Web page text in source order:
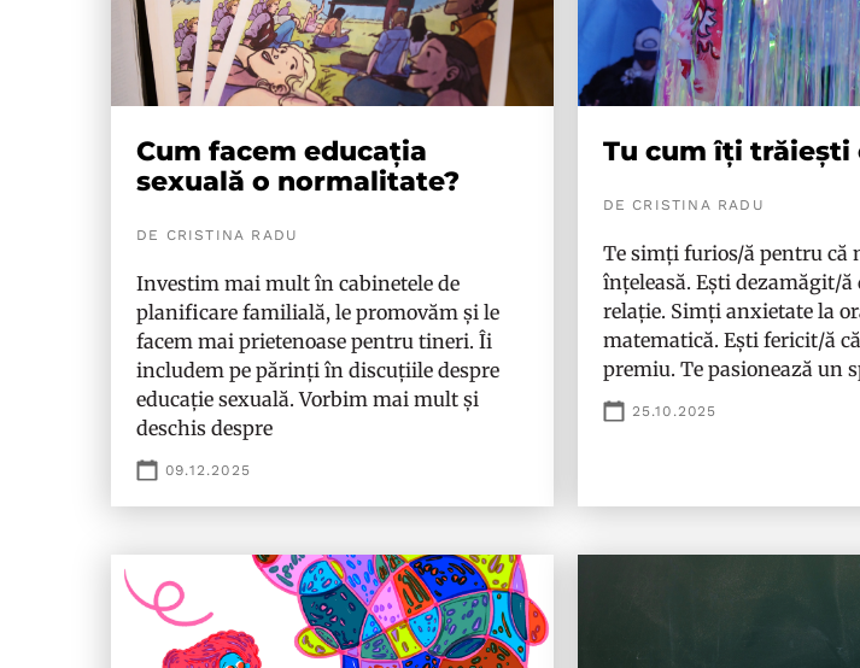
Cum facem educația
sexuală o normalitate?
DE CRISTINA RADU
Investim mai mult în cabinetele de
planificare familială, le promovăm și le
facem mai prietenoase pentru tineri. Îi
includem pe părinți în discuțiile despre
educație sexuală. Vorbim mai mult și
deschis despre
09.12.2025
Tu cum îți trăiești
DE CRISTINA RADU
Te simți furios/ă pentru că
înțeleasă. Ești dezamăgit/
relație. Simți anxietate la
matematică. Ești fericit/ă
premiu. Te pasionează un
25.10.2025